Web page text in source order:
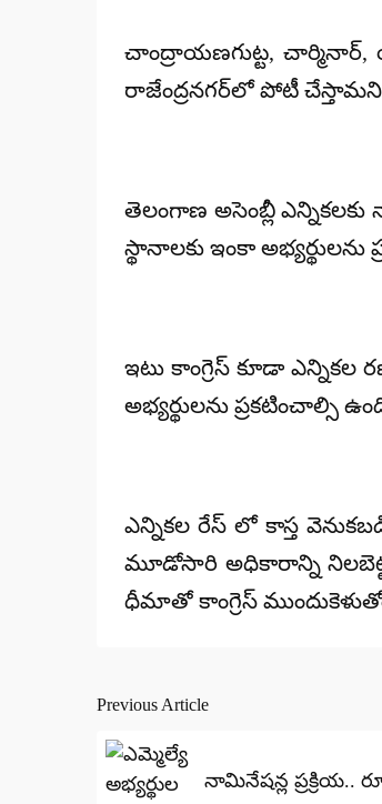
చాంద్రాయణగుట్ట, చార్మినార్,
రాజేంద్రనగర్‌లో పోటీ
తెలంగాణ అసెంబ్లీ
స్థానాలకు ఇంకా
ఇటు కాంగ్రెస్ కూడా ఎన్నికల
అభ్యర్థులను ప్రకటించాల్సి
ఎన్నికల రేస్ లో కాస్త
మూడోసారి అధికారాన్ని
ధీమాతో కాంగ్రెస్
Post
navigation
Previous Article
నామినేషన్ల ప్రక్రియ..